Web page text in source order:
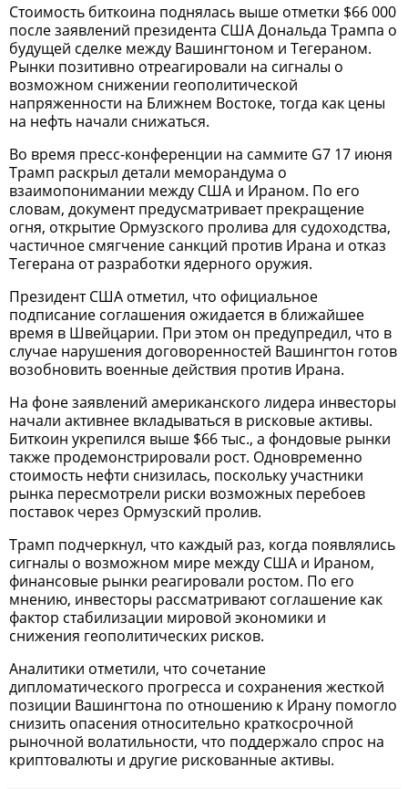
Стоимость биткоина поднялась выше отметки $66 000
после заявлений президента США Дональда Трампа о
будущей сделке между Вашингтоном и Тегераном.
Рынки позитивно отреагировали на сигналы о
возможном снижении геополитической
напряженности на Ближнем Востоке, тогда как цены
на нефть начали снижаться.
Во время пресс-конференции на саммите G7 17 июня
Трамп раскрыл детали меморандума о
взаимопонимании между США и Ираном. По его
словам, документ предусматривает прекращение
огня, открытие Ормузского пролива для судоходства,
частичное смягчение санкций против Ирана и отказ
Тегерана от разработки ядерного оружия.
Президент США отметил, что официальное
подписание соглашения ожидается в ближайшее
время в Швейцарии. При этом он предупредил, что в
случае нарушения договоренностей Вашингтон готов
возобновить военные действия против Ирана.
На фоне заявлений американского лидера инвесторы
начали активнее вкладываться в рисковые активы.
Биткоин укрепился выше $66 тыс., а фондовые рынки
также продемонстрировали рост. Одновременно
стоимость нефти снизилась, поскольку участники
рынка пересмотрели риски возможных перебоев
поставок через Ормузский пролив.
Трамп подчеркнул, что каждый раз, когда появлялись
сигналы о возможном мире между США и Ираном,
финансовые рынки реагировали ростом. По его
мнению, инвесторы рассматривают соглашение как
фактор стабилизации мировой экономики и
снижения геополитических рисков.
Аналитики отметили, что сочетание
дипломатического прогресса и сохранения жесткой
позиции Вашингтона по отношению к Ирану помогло
снизить опасения относительно краткосрочной
рыночной волатильности, что поддержало спрос на
криптовалюты и другие рискованные активы.